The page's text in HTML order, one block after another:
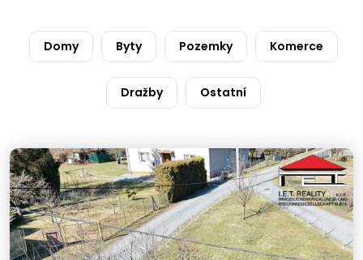
Domy Byty Pozemky Komerce
Dražby Ostatní